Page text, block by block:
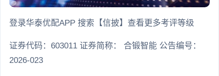
登录华泰优配APP 搜索【信披】查看更多考评等级
证券代码：603011 证券简称： 合锻智能 公告编号：
2026-023